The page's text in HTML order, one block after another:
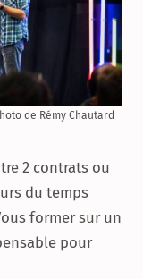
de Rémy Chautard
2 contrats ou
du temps
former sur un
pour